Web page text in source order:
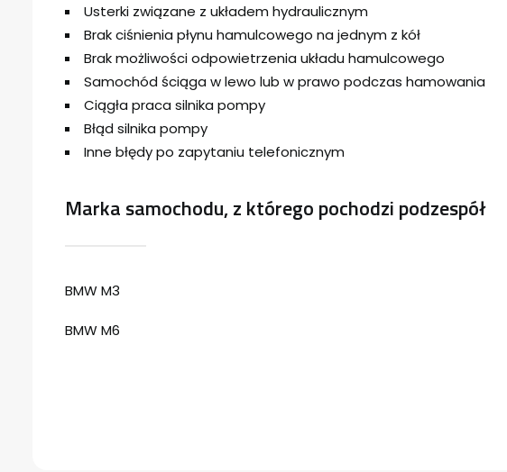
Usterki związane z układem hydraulicznym
Brak ciśnienia płynu hamulcowego na jednym z kół
Brak możliwości odpowietrzenia układu hamulcowego
Samochód ściąga w lewo lub w prawo podczas hamowania
Ciągła praca silnika pompy
Błąd silnika pompy
Inne błędy po zapytaniu telefonicznym
Marka samochodu, z którego pochodzi podzespół
BMW M3
BMW M6